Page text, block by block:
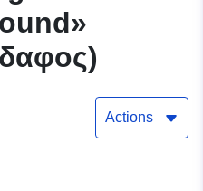
Actions